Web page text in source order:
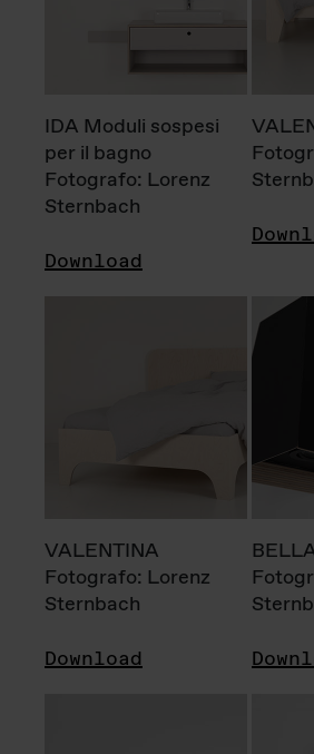
IDA Moduli sospesi
per il bagno
Fotografo: Lorenz
Sternbach
Download
VALENTINA
Fotografo: Lorenz
Sternbach
Download